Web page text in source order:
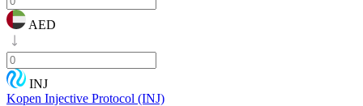
AED
INJ
Kopen Injective Protocol (INJ)